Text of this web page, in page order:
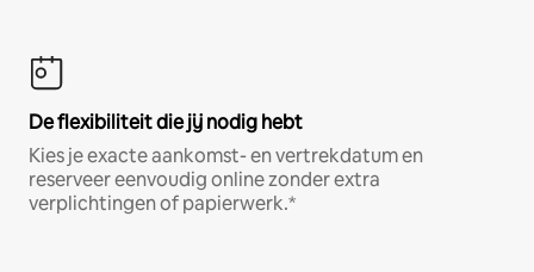
De flexibiliteit die jij nodig hebt
Kies je exacte aankomst- en vertrekdatum en
reserveer eenvoudig online zonder extra
verplichtingen of papierwerk.*